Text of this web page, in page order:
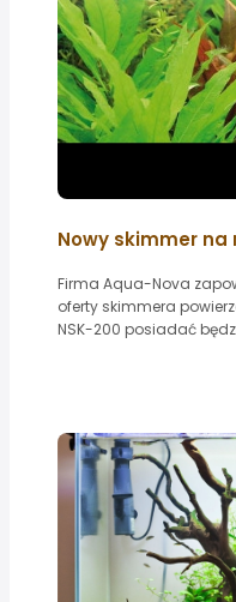
Nowy skimmer na
Firma Aqua-Nova
oferty skimmera
NSK-200 posiadać